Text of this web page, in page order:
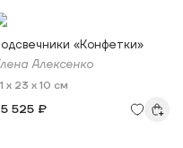
«Конфетки»
Алексенко
x 23 x 10 см
525 ₽